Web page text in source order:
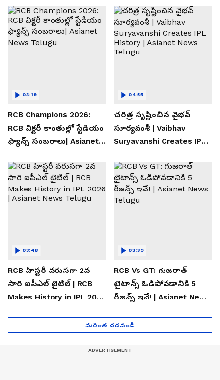
RCB Champions 2026:
RCB విక్టరీ కాంతుల్లో స్టేడియం
ఫ్యాన్స్ సంబరాలు| Asianet
03:19
చరిత్ర సృష్టించిన వైభవ్
సూర్యవంశీ | Vaibhav
Suryavanshi Creates IPL
Telugu
04:55
RCB హిస్టరీ వరుసగా 2వ
సారి ఐపీఎల్ టైటిల్ | RCB
Makes History in IPL 2026
03:48
RCB Vs GT: గుజరాత్
టైటాన్స్ ఓడిపోవడానికి 5
రీజన్స్ ఇవే! | Asianet News
03:39
మరింత చదవండి